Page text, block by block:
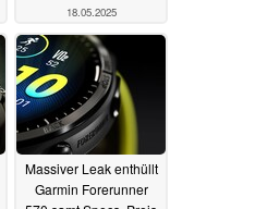
18.05.2025
Massiver Leak enthüllt
Garmin Forerunner